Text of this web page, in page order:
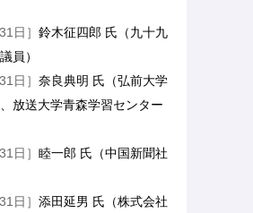
31日］鈴木征四郎 氏（九十九
員）
31日］奈良典明 氏（弘前大学
放送大学青森学習センター
31日］睦一郎 氏（中国新聞社
31日］添田延男 氏（株式会社